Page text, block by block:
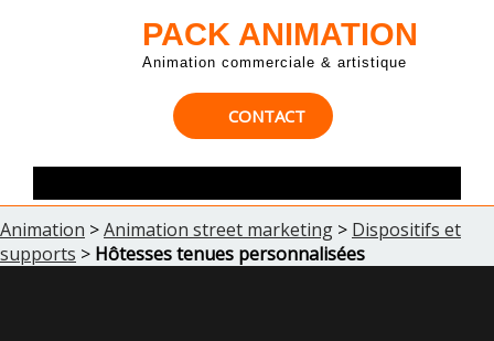
PACK ANIMATION
Animation commerciale & artistique
CONTACT
Animation >Animation street marketing > Dispositifs et
supports > Hôtesses tenues personnalisées